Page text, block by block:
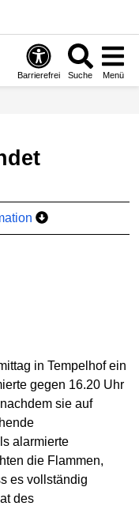
Barrierefrei Suche Menü
in Tempelhof ein
gegen 16.20 Uhr
sie auf
alarmierte
die Flammen,
es vollständig
des